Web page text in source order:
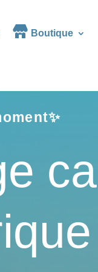
Boutique